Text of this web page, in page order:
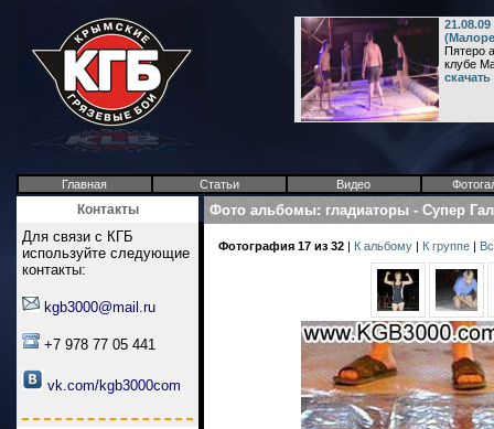
Пятеро
клубе
Главная Статьи Видео
Контакты
Для связи с КГБ
используйте следующие
контакты:
kgb3000@mail.ru
+7 978 77 05 441
vk.com/kgb3000com
Фото альбомы: гладиаторы - Супер
Фотография 17 из 32 | К альбому | К группе |